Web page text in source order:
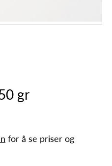
gr
for å se priser og